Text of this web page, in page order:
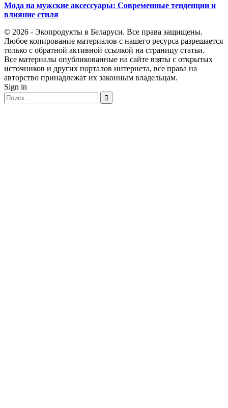
Мода на мужские аксессуары: Современные тенденции и
влияние стиля
© 2026 - Экопродукты в Беларуси. Все права защищены.
Любое копирование материалов с нашего ресурса разрешается
только с обратной активной ссылкой на страницу статьи.
Все материалы опубликованные на сайте взяты с открытых
источников и других порталов интернета, все права на
авторство принадлежат их законным владельцам.
Sign in